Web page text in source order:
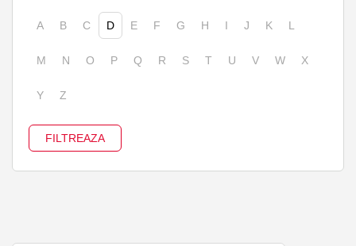
A B C D E F G H I J K L
M N O P Q R S T U V W X
Y Z